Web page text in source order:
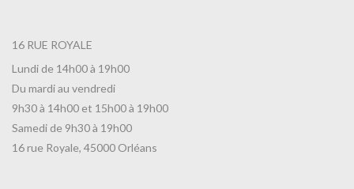
16 RUE ROYALE
Lundi de 14h00 à 19h00
Du mardi au vendredi
9h30 à 14h00 et 15h00 à 19h00
Samedi de 9h30 à 19h00
16 rue Royale, 45000 Orléans